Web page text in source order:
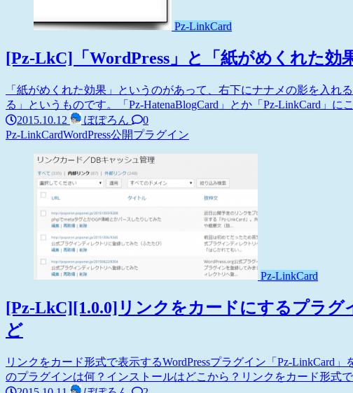
Pz-LinkCard
[Pz-LkC]「WordPress」と「紙がめくれた効
「紙がめくれた効果」というのがあって、右下にナナメの影を入れ
る」というものです。「Pz-HatenaBlogCard」とか「Pz-LinkCard」
2015.10.12
ぽぽろん
0
Pz-LinkCardWordPress公開プラグイン
Pz-LinkCard
[Pz-LkC][1.0.0]リンクをカードにするプラグ
ど
リンクをカード形式で表示するWordPressプラグイン「Pz-LinkCard
のプラグインは何？インストールはどこから？リンクをカード形式